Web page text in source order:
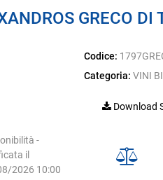
GRECO DI
Codice:
Categoria: VINI
Download
-
il
2026 10:00